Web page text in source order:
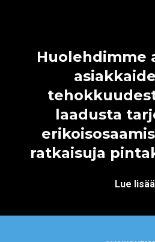
Huolehdimme
laadusta
ratkaisuja
Lue lisää